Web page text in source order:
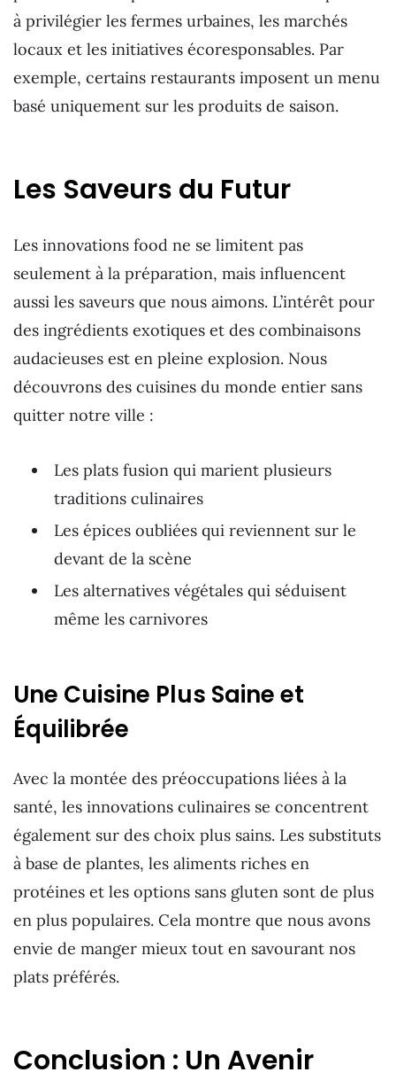
à privilégier les fermes urbaines, les marchés
locaux et les initiatives écoresponsables. Par
exemple, certains restaurants imposent un menu
basé uniquement sur les produits de saison.
Les Saveurs du Futur
Les innovations food ne se limitent pas
seulement à la préparation, mais influencent
aussi les saveurs que nous aimons. L’intérêt pour
des ingrédients exotiques et des combinaisons
audacieuses est en pleine explosion. Nous
découvrons des cuisines du monde entier sans
quitter notre ville :
Les plats fusion qui marient plusieurs
traditions culinaires
Les épices oubliées qui reviennent sur le
devant de la scène
Les alternatives végétales qui séduisent
même les carnivores
Une Cuisine Plus Saine et
Équilibrée
Avec la montée des préoccupations liées à la
santé, les innovations culinaires se concentrent
également sur des choix plus sains. Les substituts
à base de plantes, les aliments riches en
protéines et les options sans gluten sont de plus
en plus populaires. Cela montre que nous avons
envie de manger mieux tout en savourant nos
plats préférés.
Conclusion : Un Avenir